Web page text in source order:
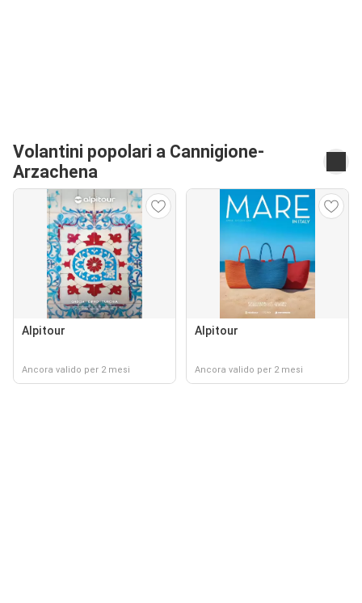
Volantini popolari a Cannigione-
Arzachena
Alpitour
Ancora valido per 2 mesi
Alpitour
Ancora valido per 2 mesi